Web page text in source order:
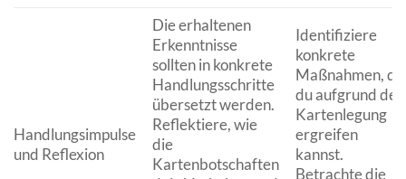
Handlungsimpulse
und Reflexion
Die erhaltenen
Erkenntnisse
sollten in konkrete
Handlungsschritte
übersetzt werden.
Reflektiere, wie
die
Kartenbotschaften
Identifiziere
konkrete
Maßnahmen,
du aufgrund der
Kartenlegung
ergreifen
kannst.
Betrachte die